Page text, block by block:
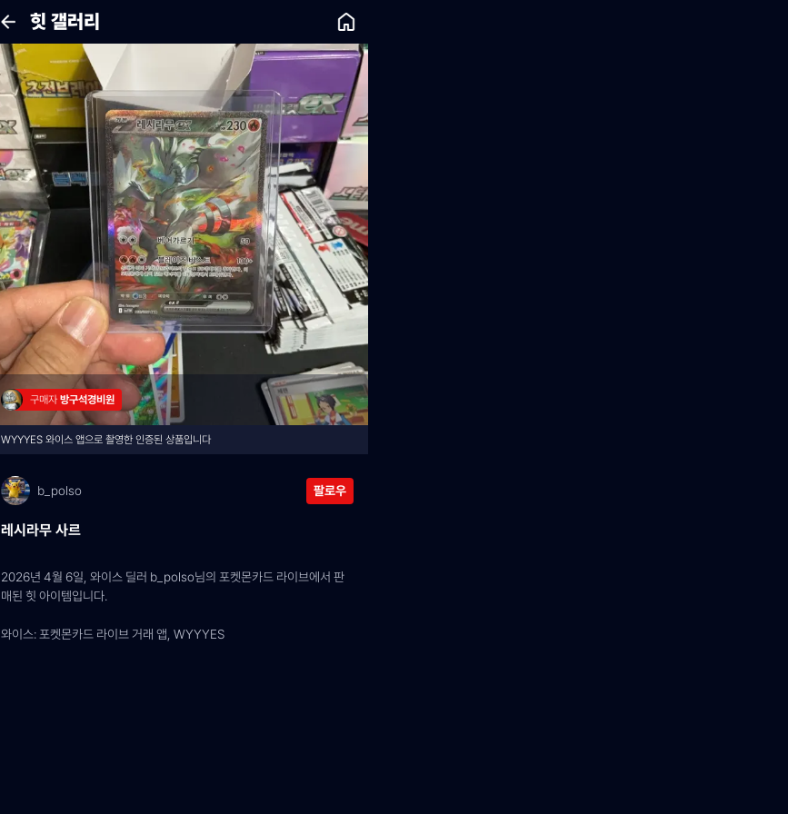
힛 갤러리
구매자 방구석경비원
WYYYES 와이스 앱으로 촬영한 인증된 상품입니다
b_polso 팔로우
레시라무 사르
2026년 4월 6일, 와이스 딜러 b_polso님의 포켓몬카드 라이브에서 판
매된 힛 아이템입니다.
와이스: 포켓몬카드 라이브 거래 앱, WYYYES